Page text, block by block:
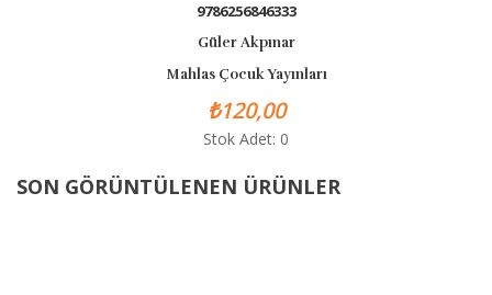
9786256846333
Güler Akpınar
Mahlas Çocuk Yayınları
₺120,00
Stok Adet: 0
SON GÖRÜNTÜLENEN ÜRÜNLER